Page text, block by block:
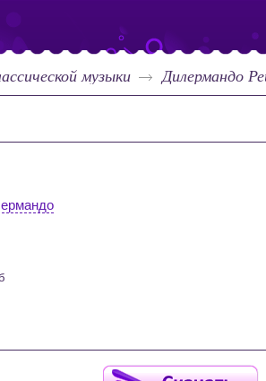
музыки Дилермандо